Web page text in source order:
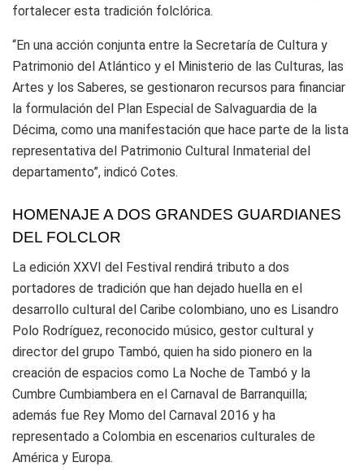
fortalecer esta tradición folclórica.
“En una acción conjunta entre la Secretaría de Cultura y
Patrimonio del Atlántico y el Ministerio de las Culturas, las
Artes y los Saberes, se gestionaron recursos para financiar
la formulación del Plan Especial de Salvaguardia de la
Décima, como una manifestación que hace parte de la lista
representativa del Patrimonio Cultural Inmaterial del
departamento”, indicó Cotes.
HOMENAJE A DOS GRANDES GUARDIANES
DEL FOLCLOR
La edición XXVI del Festival rendirá tributo a dos
portadores de tradición que han dejado huella en el
desarrollo cultural del Caribe colombiano, uno es Lisandro
Polo Rodríguez, reconocido músico, gestor cultural y
director del grupo Tambó, quien ha sido pionero en la
creación de espacios como La Noche de Tambó y la
Cumbre Cumbiambera en el Carnaval de Barranquilla;
además fue Rey Momo del Carnaval 2016 y ha
representado a Colombia en escenarios culturales de
América y Europa.